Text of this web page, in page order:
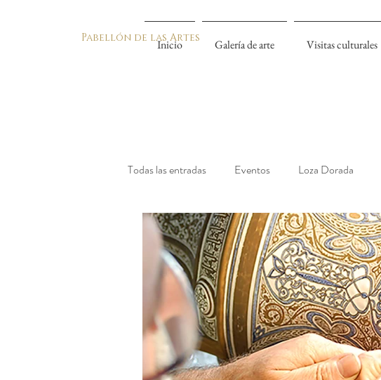
Pabellón de las Artes
Inicio Galería de arte Visitas culturales
Todas las entradas Eventos Loza Dorada